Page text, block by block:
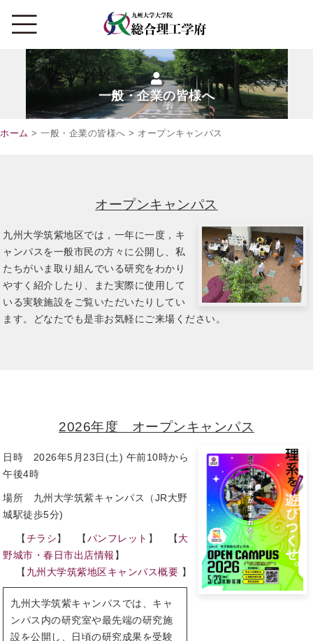
一般・企業の皆様へ
ホーム > 一般・企業の皆様へ > オープンキャンパス
オープンキャンパス
九州大学筑紫地区では，一年に一度，キ
ャンパスを一般市民の方々に公開し、私
たちがいま取り組んでいる研究をわかり
やすく紹介したり、また実際に使用して
いる実験施設をご覧いただいたりしてい
ます。どなたでも是非お気軽にご来場ください。
2026年度 オープンキャンパス
日時 2026年5月23日(土) 午前10時から
午後4時
場所 九州大学筑紫キャンパス（JR大野
城駅徒歩5分)
【チラシ】 【パンフレット 】 【大
野城市・春日市出店情報 】
【 九州大学筑紫地区キャンパス概要 】
九州大学筑紫キャンパスでは、キャ
ンパス内の研究室や最先端の研究施
設を公開し、日頃の研究成果を受験